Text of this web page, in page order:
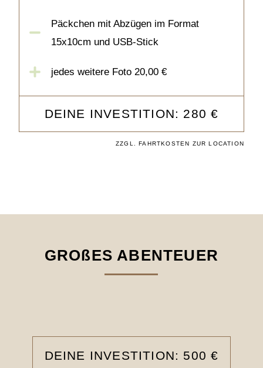
Päckchen mit Abzügen im Format
15x10cm und USB-Stick
jedes weitere Foto 20,00 €
DEINE INVESTITION: 280 €
ZZGL. FAHRTKOSTEN ZUR LOCATION
GROßES ABENTEUER
DEINE INVESTITION: 500 €